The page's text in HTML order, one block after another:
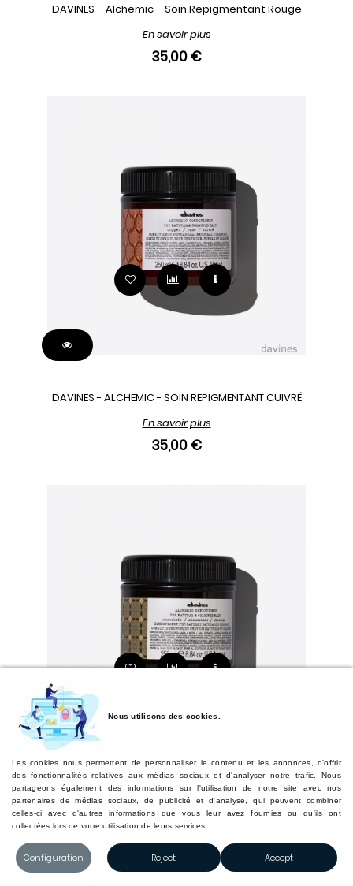
Nous utilisons des cookies.
Les cookies nous permettent de personnaliser le contenu et les annonces, d'offrir
des fonctionnalités relatives aux médias sociaux et d'analyser notre trafic. Nous
partageons également des informations sur l'utilisation de notre site avec nos
partenaires de médias sociaux, de publicité et d'analyse, qui peuvent combiner
celles-ci avec d'autres informations que vous leur avez fournies ou qu'ils ont
collectées lors de votre utilisation de leurs services.
Accept
Reject
Configuration
DAVINES – Alchemic – Soin Repigmentant Rouge
En savoir plus
35,00 €
DAVINES - ALCHEMIC - SOIN REPIGMENTANT CUIVRÉ
En savoir plus
35,00 €
DAVINES - ALCHEMIC - SOIN REPIGMENTANT CHOCOLAT
En savoir plus
35,00 €